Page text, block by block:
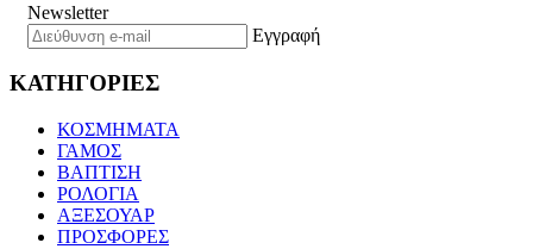
Newsletter
Εγγραφή
ΚΑΤΗΓΟΡΙΕΣ
ΚΟΣΜΗΜΑΤΑ
ΓΑΜΟΣ
ΒΑΠΤΙΣΗ
ΡΟΛΟΓΙΑ
ΑΞΕΣΟΥΑΡ
ΠΡΟΣΦΟΡΕΣ